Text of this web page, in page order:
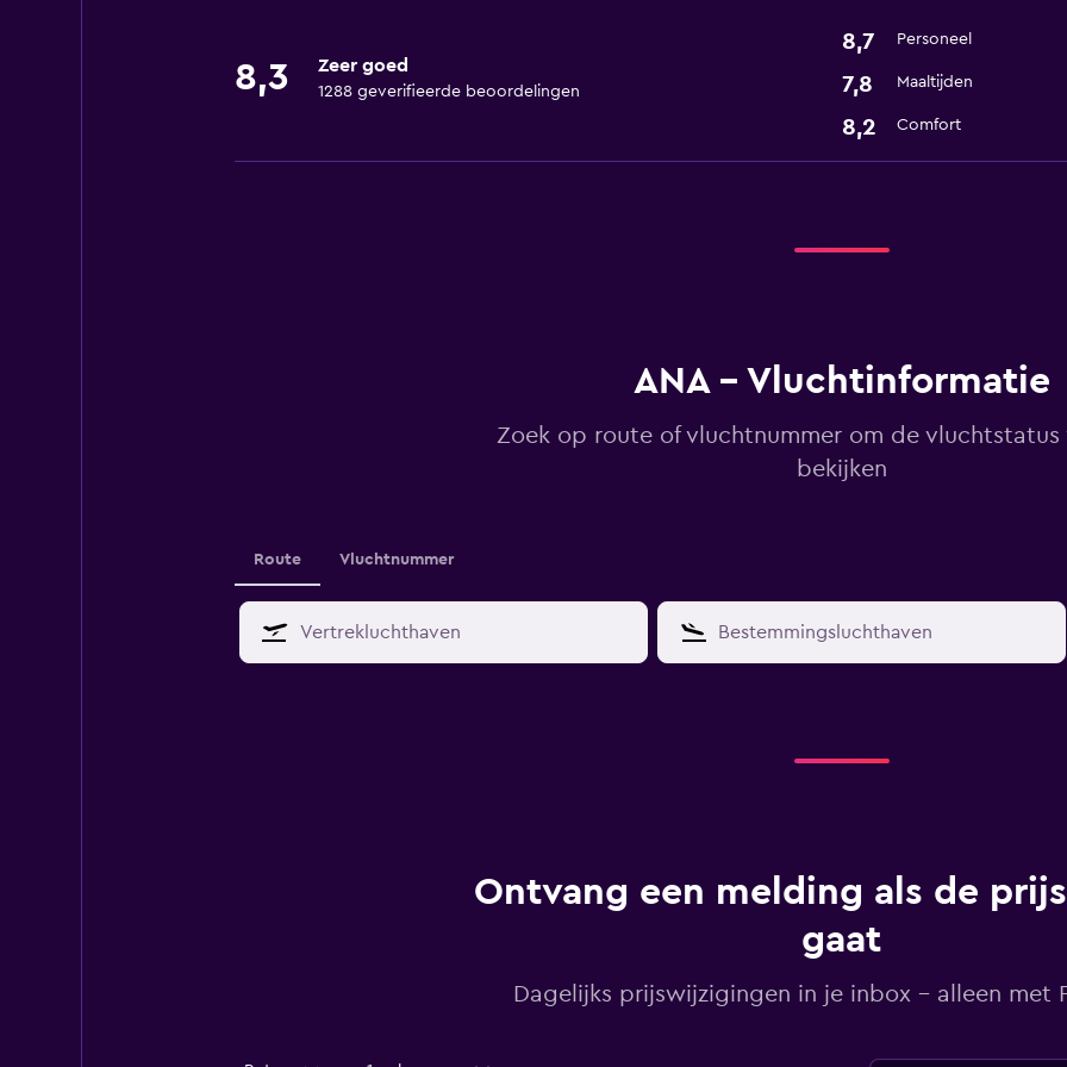
8,3 Zeer goed
1288 geverifieerde beoordelingen
8,7 Personeel
7,8 Maaltijden
8,2 Comfort
ANA - Vluchtinformatie
Zoek op route of vluchtnummer om de vluchtstatus
bekijken
Route Vluchtnummer
Ontvang een melding als de
gaat
Dagelijks prijswijzigingen in je inbox - alleen met